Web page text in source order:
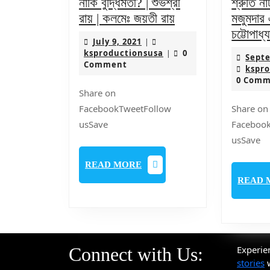
রায় | কলমেঃ জয়তী রায়S2E21
সাবিত্রী
July 9, 2021 July
9,
|
ksproductionsusa ksproductionsusa
|
0
Comment
Share on
FacebookTweetFollow
usSave
READ MORE
MORE
মজুমদার
0
Share on
usSave
READ
Connect with Us:
stories